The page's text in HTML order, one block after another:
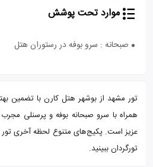
موارد تحت پوشش
صبحانه : سرو بوفه در رستوران هتل
همراه با سرو صبحانه بوفه و پرسنلی مجرب
عزیز است. پکیج‌های متنوع لحظه آخری
تورگردان ببینید.